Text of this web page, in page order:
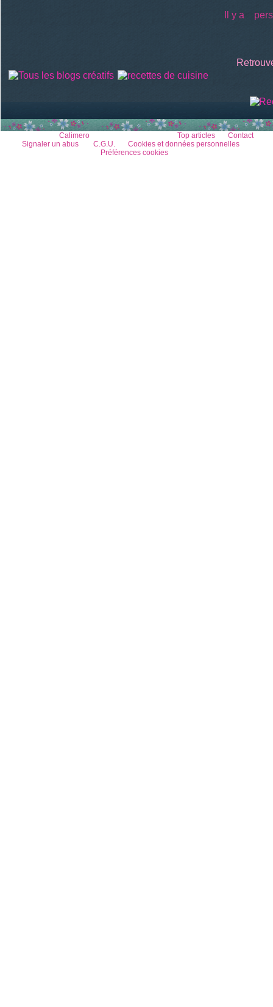
Il y a
Voir le profil deCalimero Top articles
Contact
Signaler un abus
C.G.U.
Cookies et données personnelles
Préférences cookies